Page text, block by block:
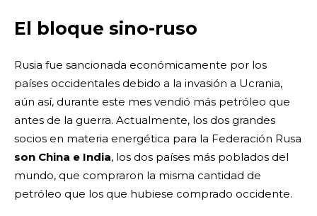
El bloque sino-ruso
Rusia fue sancionada económicamente por los
países occidentales debido a la invasión a Ucrania,
aún así, durante este mes vendió más petróleo que
antes de la guerra. Actualmente, los dos grandes
socios en materia energética para la Federación Rusa
son China e India, los dos países más poblados del
mundo, que compraron la misma cantidad de
petróleo que los que hubiese comprado occidente.